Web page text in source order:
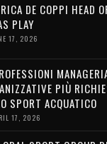
DE COPPI HEAD
PLAY
17, 2026
PIÙ
SPORT ACQUATICO
17, 2026